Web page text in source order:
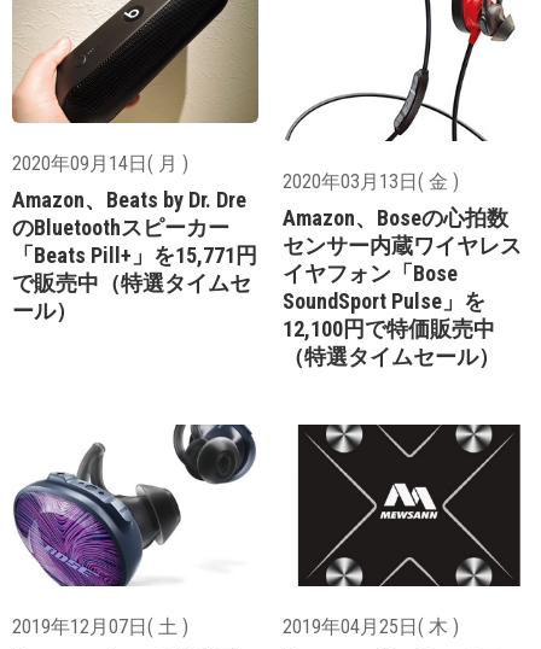
2020年09月14日( 月 )
Amazon、Beats by Dr. Dre
のBluetoothスピーカー
「Beats Pill+」を15,771円
で販売中（特選タイムセ
ール）
2020年03月13日( 金 )
Amazon、Boseの心拍数
センサー内蔵ワイヤレス
イヤフォン「Bose
SoundSport Pulse」を
12,100円で特価販売中
（特選タイムセール）
2019年12月07日( 土 ) 2019年04月25日( 木 )